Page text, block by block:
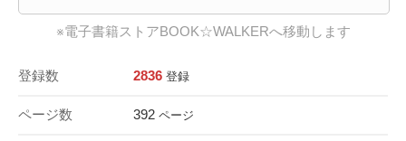
※電子書籍ストアBOOK☆WALKERへ移動します
登録数 2836 登録
ページ数 392 ページ